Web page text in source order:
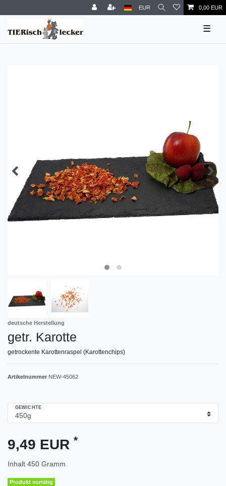
EUR 0,00 EUR
☰
deutsche Herstellung
getr. Karotte
getrockente Karottenraspel (Karottenchips)
Artikelnummer NEW-45062
GEWICHTE
9,49 EUR *
Inhalt 450 Gramm
Produkt vorrätig